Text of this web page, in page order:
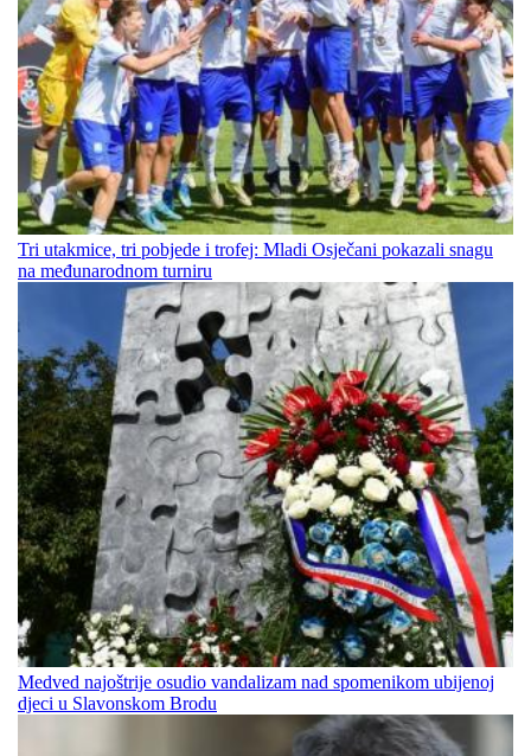
Tri utakmice, tri pobjede i trofej: Mladi Osječani pokazali snagu
na međunarodnom turniru
Medved najoštrije osudio vandalizam nad spomenikom ubijenoj
djeci u Slavonskom Brodu